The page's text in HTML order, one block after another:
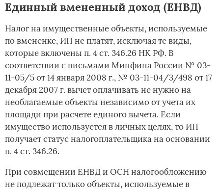
Единный вмененный доход (ЕНВД)
Налог на имущественные объекты, используемые
по вмененке, ИП не платят, исключая те виды,
которые включены п. 4 ст. 346.26 НК РФ. В
соответствии с письмами Минфина России № 03-
11-05/5 от 14 января 2008 г., № 03-11-04/3/498 от 17
декабря 2007 г. вычет оплачивать не нужно на
необлагаемые объекты независимо от учета их
площади при расчете единого вычета. Если
имущество используется в личных целях, то ИП
получает статус налогоплательщика на основании
п. 4 ст. 346.26.
При совмещении ЕНВД и ОСН налогообложению
не подлежат только объекты, используемые в